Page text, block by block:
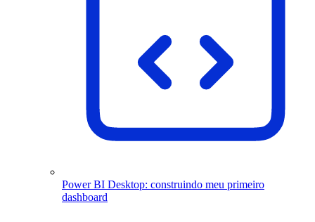
Power BI Desktop: construindo meu primeiro
dashboard